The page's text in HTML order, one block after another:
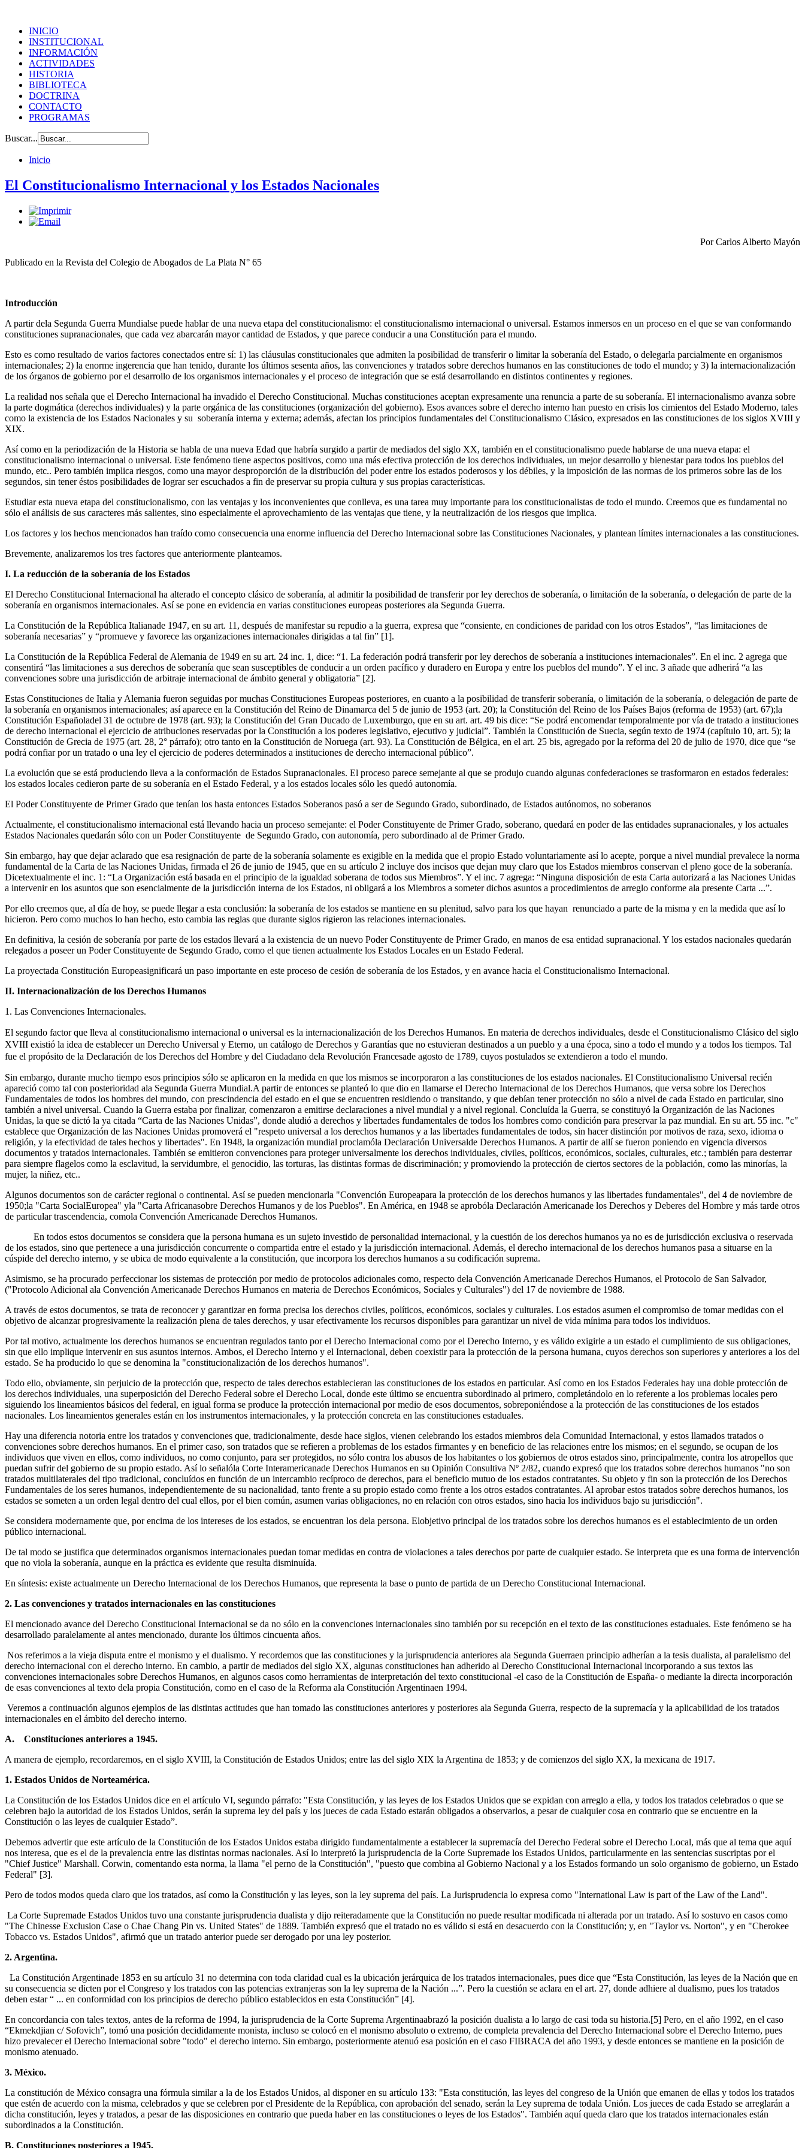
INICIO
INSTITUCIONAL
INFORMACIÓN
ACTIVIDADES
HISTORIA
BIBLIOTECA
DOCTRINA
CONTACTO
PROGRAMAS
Buscar...
Inicio
El Constitucionalismo Internacional y los Estados Nacionales
Por Carlos Alberto Mayón
Publicado en la Revista del Colegio de Abogados de La Plata N° 65
Introducción
A partir dela Segunda Guerra Mundialse puede hablar de una nueva etapa del constitucionalismo: el constitucionalismo internacional o universal. Estamos inmersos en un proceso en el que se van conformando
constituciones supranacionales, que cada vez abarcarán mayor cantidad de Estados, y que parece conducir a una Constitución para el mundo.
Esto es como resultado de varios factores conectados entre sí: 1) las cláusulas constitucionales que admiten la posibilidad de transferir o limitar la soberanía del Estado, o delegarla parcialmente en organismos
internacionales; 2) la enorme ingerencia que han tenido, durante los últimos sesenta años, las convenciones y tratados sobre derechos humanos en las constituciones de todo el mundo; y 3) la internacionalización
de los órganos de gobierno por el desarrollo de los organismos internacionales y el proceso de integración que se está desarrollando en distintos continentes y regiones.
La realidad nos señala que el Derecho Internacional ha invadido el Derecho Constitucional. Muchas constituciones aceptan expresamente una renuncia a parte de su soberanía. El internacionalismo avanza sobre
la parte dogmática (derechos individuales) y la parte orgánica de las constituciones (organización del gobierno). Esos avances sobre el derecho interno han puesto en crisis los cimientos del Estado Moderno, tales
como la existencia de los Estados Nacionales y su soberanía interna y externa; además, afectan los principios fundamentales del Constitucionalismo Clásico, expresados en las constituciones de los siglos XVIII y
XIX.
Así como en la periodización de la Historia se habla de una nueva Edad que habría surgido a partir de mediados del siglo XX, también en el constitucionalismo puede hablarse de una nueva etapa: el
constitucionalismo internacional o universal. Este fenómeno tiene aspectos positivos, como una más efectiva protección de los derechos individuales, un mejor desarrollo y bienestar para todos los pueblos del
mundo, etc.. Pero también implica riesgos, como una mayor desproporción de la distribución del poder entre los estados poderosos y los débiles, y la imposición de las normas de los primeros sobre las de los
segundos, sin tener éstos posibilidades de lograr ser escuchados a fin de preservar su propia cultura y sus propias características.
Estudiar esta nueva etapa del constitucionalismo, con las ventajas y los inconvenientes que conlleva, es una tarea muy importante para los constitucionalistas de todo el mundo. Creemos que es fundamental no
sólo el análisis de sus caracteres más salientes, sino especialmente el aprovechamiento de las ventajas que tiene, y la neutralización de los riesgos que implica.
Los factores y los hechos mencionados han traído como consecuencia una enorme influencia del Derecho Internacional sobre las Constituciones Nacionales, y plantean límites internacionales a las constituciones.
Brevemente, analizaremos los tres factores que anteriormente planteamos.
I. La reducción de la soberanía de los Estados
El Derecho Constitucional Internacional ha alterado el concepto clásico de soberanía, al admitir la posibilidad de transferir por ley derechos de soberanía, o limitación de la soberanía, o delegación de parte de la
soberanía en organismos internacionales. Así se pone en evidencia en varias constituciones europeas posteriores ala Segunda Guerra.
La Constitución de la República Italianade 1947, en su art. 11, después de manifestar su repudio a la guerra, expresa que “consiente, en condiciones de paridad con los otros Estados”, “las limitaciones de
soberanía necesarias” y “promueve y favorece las organizaciones internacionales dirigidas a tal fin” [1].
La Constitución de la República Federal de Alemania de 1949 en su art. 24 inc. 1, dice: “1. La federación podrá transferir por ley derechos de soberanía a instituciones internacionales”. En el inc. 2 agrega que
consentirá “las limitaciones a sus derechos de soberanía que sean susceptibles de conducir a un orden pacífico y duradero en Europa y entre los pueblos del mundo”. Y el inc. 3 añade que adherirá “a las
convenciones sobre una jurisdicción de arbitraje internacional de ámbito general y obligatoria” [2].
Estas Constituciones de Italia y Alemania fueron seguidas por muchas Constituciones Europeas posteriores, en cuanto a la posibilidad de transferir soberanía, o limitación de la soberanía, o delegación de parte de
la soberanía en organismos internacionales; así aparece en la Constitución del Reino de Dinamarca del 5 de junio de 1953 (art. 20); la Constitución del Reino de los Países Bajos (reforma de 1953) (art. 67);la
Constitución Españoladel 31 de octubre de 1978 (art. 93); la Constitución del Gran Ducado de Luxemburgo, que en su art. art. 49 bis dice: “Se podrá encomendar temporalmente por vía de tratado a instituciones
de derecho internacional el ejercicio de atribuciones reservadas por la Constitución a los poderes legislativo, ejecutivo y judicial”. También la Constitución de Suecia, según texto de 1974 (capítulo 10, art. 5); la
Constitución de Grecia de 1975 (art. 28, 2° párrafo); otro tanto en la Constitución de Noruega (art. 93). La Constitución de Bélgica, en el art. 25 bis, agregado por la reforma del 20 de julio de 1970, dice que “se
podrá confiar por un tratado o una ley el ejercicio de poderes determinados a instituciones de derecho internacional público”.
La evolución que se está produciendo lleva a la conformación de Estados Supranacionales. El proceso parece semejante al que se produjo cuando algunas confederaciones se trasformaron en estados federales:
los estados locales cedieron parte de su soberanía en el Estado Federal, y a los estados locales sólo les quedó autonomía.
El Poder Constituyente de Primer Grado que tenían los hasta entonces Estados Soberanos pasó a ser de Segundo Grado, subordinado, de Estados autónomos, no soberanos
Actualmente, el constitucionalismo internacional está llevando hacia un proceso semejante: el Poder Constituyente de Primer Grado, soberano, quedará en poder de las entidades supranacionales, y los actuales
Estados Nacionales quedarán sólo con un Poder Constituyente de Segundo Grado, con autonomía, pero subordinado al de Primer Grado.
Sin embargo, hay que dejar aclarado que esa resignación de parte de la soberanía solamente es exigible en la medida que el propio Estado voluntariamente así lo acepte, porque a nivel mundial prevalece la norma
fundamental de la Carta de las Naciones Unidas, firmada el 26 de junio de 1945, que en su artículo 2 incluye dos incisos que dejan muy claro que los Estados miembros conservan el pleno goce de la soberanía.
Dicetextualmente el inc. 1: “La Organización está basada en el principio de la igualdad soberana de todos sus Miembros”. Y el inc. 7 agrega: “Ninguna disposición de esta Carta autorizará a las Naciones Unidas
a intervenir en los asuntos que son esencialmente de la jurisdicción interna de los Estados, ni obligará a los Miembros a someter dichos asuntos a procedimientos de arreglo conforme ala presente Carta ...”.
Por ello creemos que, al día de hoy, se puede llegar a esta conclusión: la soberanía de los estados se mantiene en su plenitud, salvo para los que hayan renunciado a parte de la misma y en la medida que así lo
hicieron. Pero como muchos lo han hecho, esto cambia las reglas que durante siglos rigieron las relaciones internacionales.
En definitiva, la cesión de soberanía por parte de los estados llevará a la existencia de un nuevo Poder Constituyente de Primer Grado, en manos de esa entidad supranacional. Y los estados nacionales quedarán
relegados a poseer un Poder Constituyente de Segundo Grado, como el que tienen actualmente los Estados Locales en un Estado Federal.
La proyectada Constitución Europeasignificará un paso importante en este proceso de cesión de soberanía de los Estados, y en avance hacia el Constitucionalismo Internacional.
II. Internacionalización de los Derechos Humanos
1. Las Convenciones Internacionales.
El segundo factor que lleva al constitucionalismo internacional o universal es la internacionalización de los Derechos Humanos. En materia de derechos individuales, desde el Constitucionalismo Clásico del siglo
XVIII existió la idea de establecer un Derecho Universal y Eterno, un catálogo de Derechos y Garantías que no estuvieran destinados a un pueblo y a una época, sino a todo el mundo y a todos los tiempos. Tal
fue el propósito de la Declaración de los Derechos del Hombre y del Ciudadano dela Revolución Francesade agosto de 1789, cuyos postulados se extendieron a todo el mundo.
Sin embargo, durante mucho tiempo esos principios sólo se aplicaron en la medida en que los mismos se incorporaron a las constituciones de los estados nacionales. El Constitucionalismo Universal recién
apareció como tal con posterioridad ala Segunda Guerra Mundial.A partir de entonces se planteó lo que dio en llamarse el Derecho Internacional de los Derechos Humanos, que versa sobre los Derechos
Fundamentales de todos los hombres del mundo, con prescindencia del estado en el que se encuentren residiendo o transitando, y que debían tener protección no sólo a nivel de cada Estado en particular, sino
también a nivel universal. Cuando la Guerra estaba por finalizar, comenzaron a emitirse declaraciones a nivel mundial y a nivel regional. Concluída la Guerra, se constituyó la Organización de las Naciones
Unidas, la que se dictó la ya citada “Carta de las Naciones Unidas”, donde aludió a derechos y libertades fundamentales de todos los hombres como condición para preservar la paz mundial. En su art. 55 inc. "c"
establece que Organización de las Naciones Unidas promoverá el "respeto universal a los derechos humanos y a las libertades fundamentales de todos, sin hacer distinción por motivos de raza, sexo, idioma o
religión, y la efectividad de tales hechos y libertades". En 1948, la organización mundial proclamóla Declaración Universalde Derechos Humanos. A partir de allí se fueron poniendo en vigencia diversos
documentos y tratados internacionales. También se emitieron convenciones para proteger universalmente los derechos individuales, civiles, políticos, económicos, sociales, culturales, etc.; también para desterrar
para siempre flagelos como la esclavitud, la servidumbre, el genocidio, las torturas, las distintas formas de discriminación; y promoviendo la protección de ciertos sectores de la población, como las minorías, la
mujer, la niñez, etc..
Algunos documentos son de carácter regional o continental. Así se pueden mencionarla "Convención Europeapara la protección de los derechos humanos y las libertades fundamentales", del 4 de noviembre de
1950;la "Carta SocialEuropea" yla "Carta Africanasobre Derechos Humanos y de los Pueblos". En América, en 1948 se aprobóla Declaración Americanade los Derechos y Deberes del Hombre y más tarde otros
de particular trascendencia, comola Convención Americanade Derechos Humanos.
En todos estos documentos se considera que la persona humana es un sujeto investido de personalidad internacional, y la cuestión de los derechos humanos ya no es de jurisdicción exclusiva o reservada
de los estados, sino que pertenece a una jurisdicción concurrente o compartida entre el estado y la jurisdicción internacional. Además, el derecho internacional de los derechos humanos pasa a situarse en la
cúspide del derecho interno, y se ubica de modo equivalente a la constitución, que incorpora los derechos humanos a su codificación suprema.
Asimismo, se ha procurado perfeccionar los sistemas de protección por medio de protocolos adicionales como, respecto dela Convención Americanade Derechos Humanos, el Protocolo de San Salvador,
("Protocolo Adicional ala Convención Americanade Derechos Humanos en materia de Derechos Económicos, Sociales y Culturales") del 17 de noviembre de 1988.
A través de estos documentos, se trata de reconocer y garantizar en forma precisa los derechos civiles, políticos, económicos, sociales y culturales. Los estados asumen el compromiso de tomar medidas con el
objetivo de alcanzar progresivamente la realización plena de tales derechos, y usar efectivamente los recursos disponibles para garantizar un nivel de vida mínima para todos los individuos.
Por tal motivo, actualmente los derechos humanos se encuentran regulados tanto por el Derecho Internacional como por el Derecho Interno, y es válido exigirle a un estado el cumplimiento de sus obligaciones,
sin que ello implique intervenir en sus asuntos internos. Ambos, el Derecho Interno y el Internacional, deben coexistir para la protección de la persona humana, cuyos derechos son superiores y anteriores a los del
estado. Se ha producido lo que se denomina la "constitucionalización de los derechos humanos".
Todo ello, obviamente, sin perjuicio de la protección que, respecto de tales derechos establecieran las constituciones de los estados en particular. Así como en los Estados Federales hay una doble protección de
los derechos individuales, una superposición del Derecho Federal sobre el Derecho Local, donde este último se encuentra subordinado al primero, completándolo en lo referente a los problemas locales pero
siguiendo los lineamientos básicos del federal, en igual forma se produce la protección internacional por medio de esos documentos, sobreponiéndose a la protección de las constituciones de los estados
nacionales. Los lineamientos generales están en los instrumentos internacionales, y la protección concreta en las constituciones estaduales.
Hay una diferencia notoria entre los tratados y convenciones que, tradicionalmente, desde hace siglos, vienen celebrando los estados miembros dela Comunidad Internacional, y estos llamados tratados o
convenciones sobre derechos humanos. En el primer caso, son tratados que se refieren a problemas de los estados firmantes y en beneficio de las relaciones entre los mismos; en el segundo, se ocupan de los
individuos que viven en ellos, como individuos, no como conjunto, para ser protegidos, no sólo contra los abusos de los habitantes o los gobiernos de otros estados sino, principalmente, contra los atropellos que
puedan sufrir del gobierno de su propio estado. Así lo señalóla Corte Interamericanade Derechos Humanos en su Opinión Consultiva Nº 2/82, cuando expresó que los tratados sobre derechos humanos "no son
tratados multilaterales del tipo tradicional, concluídos en función de un intercambio recíproco de derechos, para el beneficio mutuo de los estados contratantes. Su objeto y fin son la protección de los Derechos
Fundamentales de los seres humanos, independientemente de su nacionalidad, tanto frente a su propio estado como frente a los otros estados contratantes. Al aprobar estos tratados sobre derechos humanos, los
estados se someten a un orden legal dentro del cual ellos, por el bien común, asumen varias obligaciones, no en relación con otros estados, sino hacia los individuos bajo su jurisdicción".
Se considera modernamente que, por encima de los intereses de los estados, se encuentran los dela persona. Elobjetivo principal de los tratados sobre los derechos humanos es el establecimiento de un orden
público internacional.
De tal modo se justifica que determinados organismos internacionales puedan tomar medidas en contra de violaciones a tales derechos por parte de cualquier estado. Se interpreta que es una forma de intervención
que no viola la soberanía, aunque en la práctica es evidente que resulta disminuída.
En síntesis: existe actualmente un Derecho Internacional de los Derechos Humanos, que representa la base o punto de partida de un Derecho Constitucional Internacional.
2. Las convenciones y tratados internacionales en las constituciones
El mencionado avance del Derecho Constitucional Internacional se da no sólo en la convenciones internacionales sino también por su recepción en el texto de las constituciones estaduales. Este fenómeno se ha
desarrollado paralelamente al antes mencionado, durante los últimos cincuenta años.
Nos referimos a la vieja disputa entre el monismo y el dualismo. Y recordemos que las constituciones y la jurisprudencia anteriores ala Segunda Guerraen principio adherían a la tesis dualista, al paralelismo del
derecho internacional con el derecho interno. En cambio, a partir de mediados del siglo XX, algunas constituciones han adherido al Derecho Constitucional Internacional incorporando a sus textos las
convenciones internacionales sobre Derechos Humanos, en algunos casos como herramientas de interpretación del texto constitucional -el caso de la Constitución de España- o mediante la directa incorporación
de esas convenciones al texto dela propia Constitución, como en el caso de la Reforma ala Constitución Argentinaen 1994.
Veremos a continuación algunos ejemplos de las distintas actitudes que han tomado las constituciones anteriores y posteriores ala Segunda Guerra, respecto de la supremacía y la aplicabilidad de los tratados
internacionales en el ámbito del derecho interno.
A. Constituciones anteriores a 1945.
A manera de ejemplo, recordaremos, en el siglo XVIII, la Constitución de Estados Unidos; entre las del siglo XIX la Argentina de 1853; y de comienzos del siglo XX, la mexicana de 1917.
1. Estados Unidos de Norteamérica.
La Constitución de los Estados Unidos dice en el artículo VI, segundo párrafo: "Esta Constitución, y las leyes de los Estados Unidos que se expidan con arreglo a ella, y todos los tratados celebrados o que se
celebren bajo la autoridad de los Estados Unidos, serán la suprema ley del país y los jueces de cada Estado estarán obligados a observarlos, a pesar de cualquier cosa en contrario que se encuentre en la
Constitución o las leyes de cualquier Estado”.
Debemos advertir que este artículo de la Constitución de los Estados Unidos estaba dirigido fundamentalmente a establecer la supremacía del Derecho Federal sobre el Derecho Local, más que al tema que aquí
nos interesa, que es el de la prevalencia entre las distintas normas nacionales. Así lo interpretó la jurisprudencia de la Corte Supremade los Estados Unidos, particularmente en las sentencias suscriptas por el
"Chief Justice" Marshall. Corwin, comentando esta norma, la llama "el perno de la Constitución", "puesto que combina al Gobierno Nacional y a los Estados formando un solo organismo de gobierno, un Estado
Federal" [3].
Pero de todos modos queda claro que los tratados, así como la Constitución y las leyes, son la ley suprema del país. La Jurisprudencia lo expresa como "International Law is part of the Law of the Land".
La Corte Supremade Estados Unidos tuvo una constante jurisprudencia dualista y dijo reiteradamente que la Constitución no puede resultar modificada ni alterada por un tratado. Así lo sostuvo en casos como
"The Chinesse Exclusion Case o Chae Chang Pin vs. United States" de 1889. También expresó que el tratado no es válido si está en desacuerdo con la Constitución; y, en "Taylor vs. Norton", y en "Cherokee
Tobacco vs. Estados Unidos", afirmó que un tratado anterior puede ser derogado por una ley posterior.
2. Argentina.
La Constitución Argentinade 1853 en su artículo 31 no determina con toda claridad cual es la ubicación jerárquica de los tratados internacionales, pues dice que “Esta Constitución, las leyes de la Nación que en
su consecuencia se dicten por el Congreso y los tratados con las potencias extranjeras son la ley suprema de la Nación ...”. Pero la cuestión se aclara en el art. 27, donde adhiere al dualismo, pues los tratados
deben estar “ ... en conformidad con los principios de derecho público establecidos en esta Constitución” [4].
En concordancia con tales textos, antes de la reforma de 1994, la jurisprudencia de la Corte Suprema Argentinaabrazó la posición dualista a lo largo de casi toda su historia.[5] Pero, en el año 1992, en el caso
“Ekmekdjian c/ Sofovich”, tomó una posición decididamente monista, incluso se colocó en el monismo absoluto o extremo, de completa prevalencia del Derecho Internacional sobre el Derecho Interno, pues
hizo prevalecer el Derecho Internacional sobre "todo" el derecho interno. Sin embargo, posteriormente atenuó esa posición en el caso FIBRACA del año 1993, y desde entonces se mantiene en la posición de
monismo atenuado.
3. México.
La constitución de México consagra una fórmula similar a la de los Estados Unidos, al disponer en su artículo 133: "Esta constitución, las leyes del congreso de la Unión que emanen de ellas y todos los tratados
que estén de acuerdo con la misma, celebrados y que se celebren por el Presidente de la República, con aprobación del senado, serán la Ley suprema de todala Unión. Los jueces de cada Estado se arreglarán a
dicha constitución, leyes y tratados, a pesar de las disposiciones en contrario que pueda haber en las constituciones o leyes de los Estados". También aquí queda claro que los tratados internacionales están
subordinados a la Constitución.
B. Constituciones posteriores a 1945.